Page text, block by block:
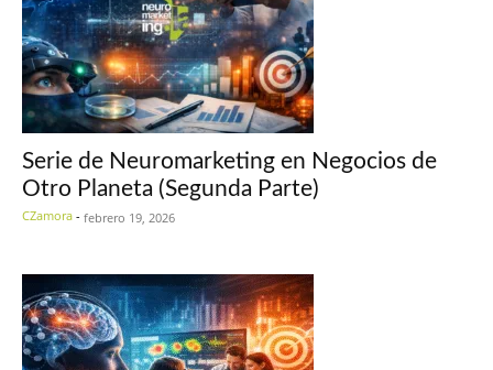
Serie de Neuromarketing en Negocios de
Otro Planeta (Segunda Parte)
CZamora - febrero 19, 2026